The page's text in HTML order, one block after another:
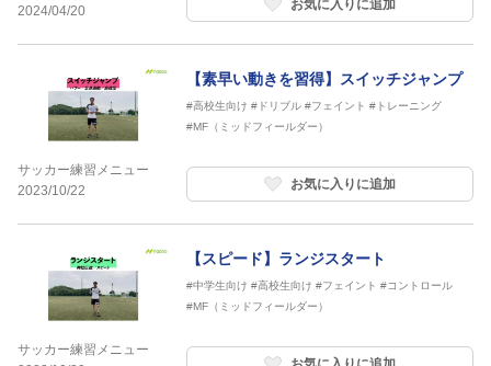
2024/04/20
お気に入りに追加
サッカー練習メニュー
2023/10/22
【素早い動きを習得】スイッチジャンプ
#高校生向け #ドリブル #フェイント #トレーニング
#MF（ミッドフィールダー）
お気に入りに追加
サッカー練習メニュー
【スピード】ランジスタート
#中学生向け #高校生向け #フェイント #コントロール
#MF（ミッドフィールダー）